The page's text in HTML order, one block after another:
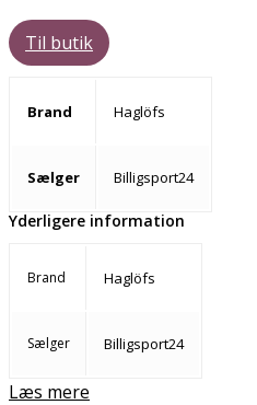
Til butik
Brand Haglöfs
Sælger Billigsport24
Yderligere information
Brand Haglöfs
Sælger Billigsport24
Læs mere